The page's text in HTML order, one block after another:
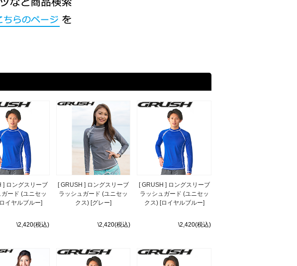
] ロングスリーブ
ード (ユニセッ
イヤルブルー]
\2,420(税込)
[ GRUSH ] ロングスリーブ
ラッシュガード (ユニセッ
クス) [グレー]
\2,420(税込)
[ GRUSH ] ロングスリーブ
ラッシュガード (ユニセッ
クス) [ロイヤルブルー]
\2,420(税込)